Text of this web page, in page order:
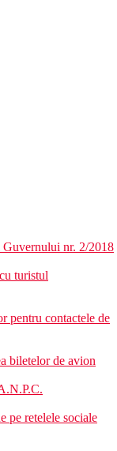
la cca 300 m de
sauna
18 gauri Golf
de Poniente la
nr. 2/2018
turistul
pentru contactele de
biletelor de avion
pe retelele sociale